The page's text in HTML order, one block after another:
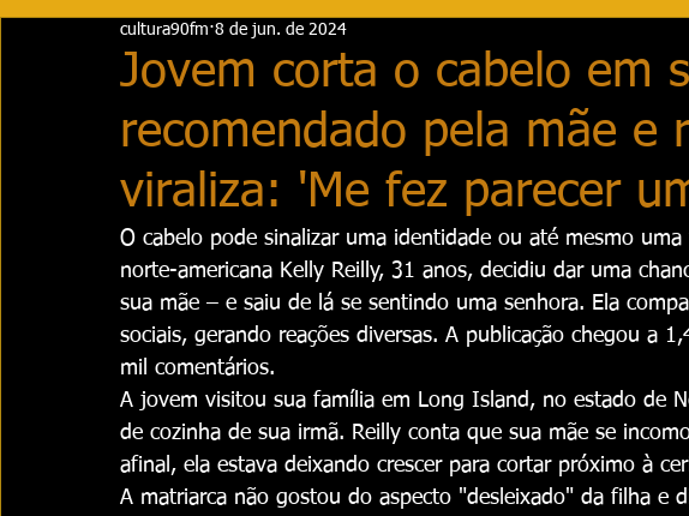
Jovem corta o cabelo em
recomendado pela mãe e
viraliza: 'Me fez parecer
cultura90fm 8 de jun. de 2024
O cabelo pode sinalizar uma identidade ou até mesmo
norte-americana Kelly Reilly, 31 anos, decidiu dar uma
sua mãe – e saiu de lá se sentindo uma senhora. Ela
sociais, gerando reações diversas. A publicação chegou a
mil comentários.
A jovem visitou sua família em Long Island, no estado de
de cozinha de sua irmã. Reilly conta que sua mãe se
afinal, ela estava deixando crescer para cortar próximo à
A matriarca não gostou do aspecto "desleixado" da filha e